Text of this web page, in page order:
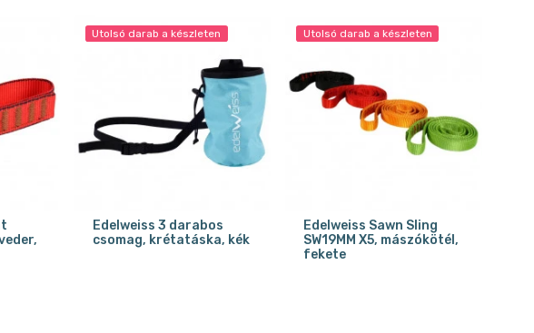
Utolsó darab a készleten
Edelweiss 3 darabos
csomag, krétatáska, kék
Utolsó darab a készleten
Edelweiss Sawn Sling
SW19MM X5, mászókötél,
fekete